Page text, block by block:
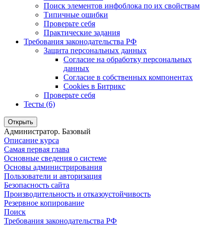
Поиск элементов инфоблока по их свойствам
Типичные ошибки
Проверьте себя
Практические задания
Требования законодательства РФ
Защита персональных данных
Согласие на обработку персональных
данных
Согласие в собственных компонентах
Cookies в Битрикс
Проверьте себя
Тесты (6)
Открыть
Администратор. Базовый
Описание курса
Самая первая глава
Основные сведения о системе
Основы администрирования
Пользователи и авторизация
Безопасность сайта
Производительность и отказоустойчивость
Резервное копирование
Поиск
Требования законодательства РФ